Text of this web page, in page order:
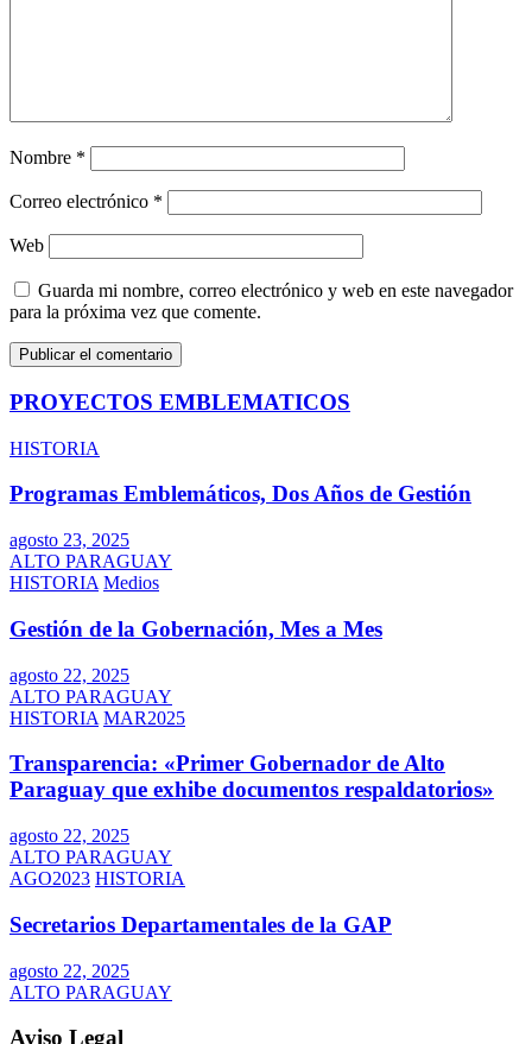
Nombre *
Correo electrónico *
Web
Guarda mi nombre, correo electrónico y web en este navegador
para la próxima vez que comente.
PROYECTOS EMBLEMATICOS
HISTORIA
Programas Emblemáticos, Dos Años de Gestión
agosto 23, 2025
ALTO PARAGUAY
HISTORIA Medios
Gestión de la Gobernación, Mes a Mes
agosto 22, 2025
ALTO PARAGUAY
HISTORIA MAR2025
Transparencia: «Primer Gobernador de Alto
Paraguay que exhibe documentos respaldatorios»
agosto 22, 2025
ALTO PARAGUAY
AGO2023 HISTORIA
Secretarios Departamentales de la GAP
agosto 22, 2025
ALTO PARAGUAY
Aviso Legal